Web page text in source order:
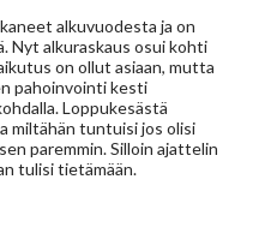
alkuvuodesta ja on
Nyt alkuraskaus osui kohti
on ollut asiaan, mutta
pahoinvointi kesti
Loppukesästä
miltähän tuntuisi jos olisi
paremmin. Silloin ajattelin
tulisi tietämään.